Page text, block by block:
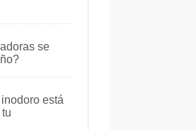
se
está